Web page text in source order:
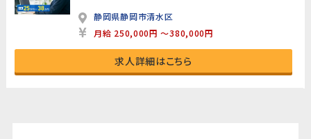
静岡県静岡市清水区
月給 250,000円 ～380,000円
求人詳細はこちら